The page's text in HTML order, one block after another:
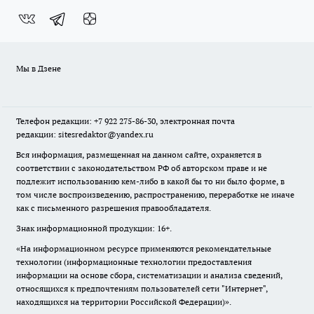
Мы в Дзене
Телефон редакции: +7 922 275-86-30, электронная почта
редакции: sitesredaktor@yandex.ru
Вся информация, размещенная на данном сайте, охраняется в
соответствии с законодательством РФ об авторском праве и не
подлежит использованию кем-либо в какой бы то ни было форме, в
том числе воспроизведению, распространению, переработке не иначе
как с письменного разрешения правообладателя.
Знак информационной продукции: 16+.
«На информационном ресурсе применяются рекомендательные
технологии (информационные технологии предоставления
информации на основе сбора, систематизации и анализа сведений,
относящихся к предпочтениям пользователей сети "Интернет",
находящихся на территории Российской Федерации)».